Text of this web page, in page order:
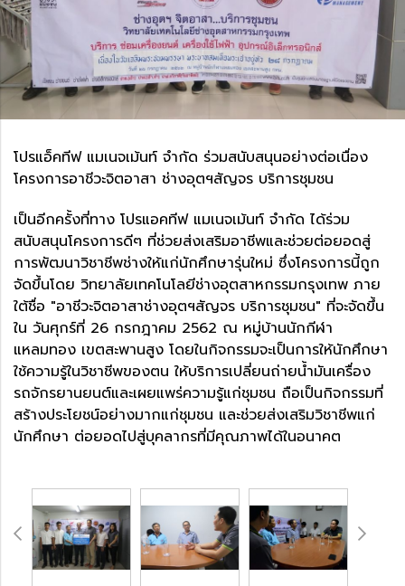
โปรแอ็คทีฟ แมเนจเม้นท์ จำกัด ร่วมสนับสนุนอย่างต่อเนื่อง
โครงการอาชีวะจิตอาสา ช่างอุตฯสัญจร บริการชุมชน
เป็นอีกครั้งที่ทาง โปรแอคทีฟ แมเนจเม้นท์ จำกัด ได้ร่วม
สนับสนุนโครงการดีๆ ที่ช่วยส่งเสริมอาชีพและช่วยต่อยอดสู่
การพัฒนาวิชาชีพช่างให้แก่นักศึกษารุ่นใหม่ ซึ่งโครงการนี้ถูก
จัดขึ้นโดย วิทยาลัยเทคโนโลยีช่างอุตสาหกรรมกรุงเทพ ภาย
ใต้ชื่อ "อาชีวะจิตอาสาช่างอุตฯสัญจร บริการชุมชน" ที่จะจัดขึ้น
ใน วันศุกร์ที่ 26 กรกฎาคม 2562 ณ หมู่บ้านนักกีฬา
แหลมทอง เขตสะพานสูง โดยในกิจกรรมจะเป็นการให้นักศึกษา
ใช้ความรู้ในวิชาชีพของตน ให้บริการเปลี่ยนถ่ายน้ำมันเครื่อง
รถจักรยานยนต์และเผยแพร่ความรู้แก่ชุมชน ถือเป็นกิจกรรมที่
สร้างประโยชน์อย่างมากแก่ชุมชน และช่วยส่งเสริมวิชาชีพแก่
นักศึกษา ต่อยอดไปสู่บุคลากรที่มีคุณภาพได้ในอนาคต